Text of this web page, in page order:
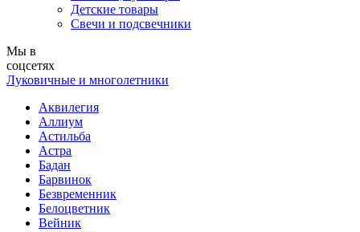
Детские товары
Свечи и подсвечники
Мы в
соцсетях
Луковичные и многолетники
Аквилегия
Аллиум
Астильба
Астра
Бадан
Барвинок
Безвременник
Белоцветник
Вейник